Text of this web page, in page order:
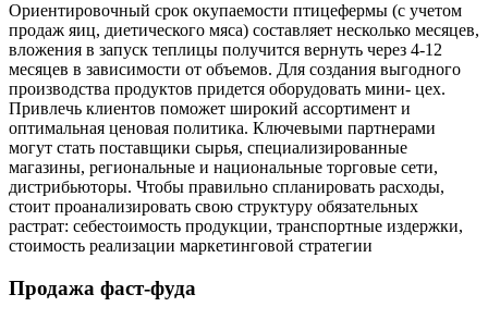
Ориентировочный срок окупаемости птицефермы (с учетом
продаж яиц, диетического мяса) составляет несколько месяцев,
вложения в запуск теплицы получится вернуть через 4-12
месяцев в зависимости от объемов. Для создания выгодного
производства продуктов придется оборудовать мини- цех.
Привлечь клиентов поможет широкий ассортимент и
оптимальная ценовая политика. Ключевыми партнерами
могут стать поставщики сырья, специализированные
магазины, региональные и национальные торговые сети,
дистрибьюторы. Чтобы правильно спланировать расходы,
стоит проанализировать свою структуру обязательных
растрат: себестоимость продукции, транспортные издержки,
стоимость реализации маркетинговой стратегии
Продажа фаст-фуда